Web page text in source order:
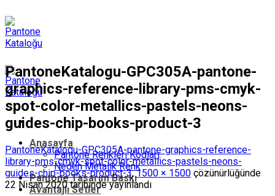
Anasayfa
Pantone Renkleri Kodları
Neden Metalik Renk
Pantone Tasarım Baskı
Avantajlı Setler
PantoneKatalogu-GPC305A-pantone-
graphics-reference-library-pms-cmyk-
spot-color-metallics-pastels-neons-
guides-chip-books-product-3
PantoneKatalogu-GPC305A-pantone-graphics-reference-
library-pms-cmyk-spot-color-metallics-pastels-neons-
guides-chip-books-product-3,1500 × 1500 çözünürlüğünde
22 Nisan 2020tarihinde yayınlandı